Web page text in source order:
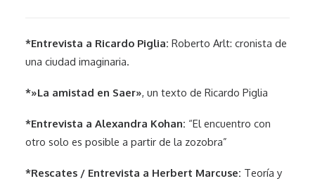
*Entrevista a Ricardo Piglia: Roberto Arlt: cronista de
una ciudad imaginaria.
*»La amistad en Saer», un texto de Ricardo Piglia
*Entrevista a Alexandra Kohan: “El encuentro con
otro solo es posible a partir de la zozobra”
*Rescates / Entrevista a Herbert Marcuse: Teoría y